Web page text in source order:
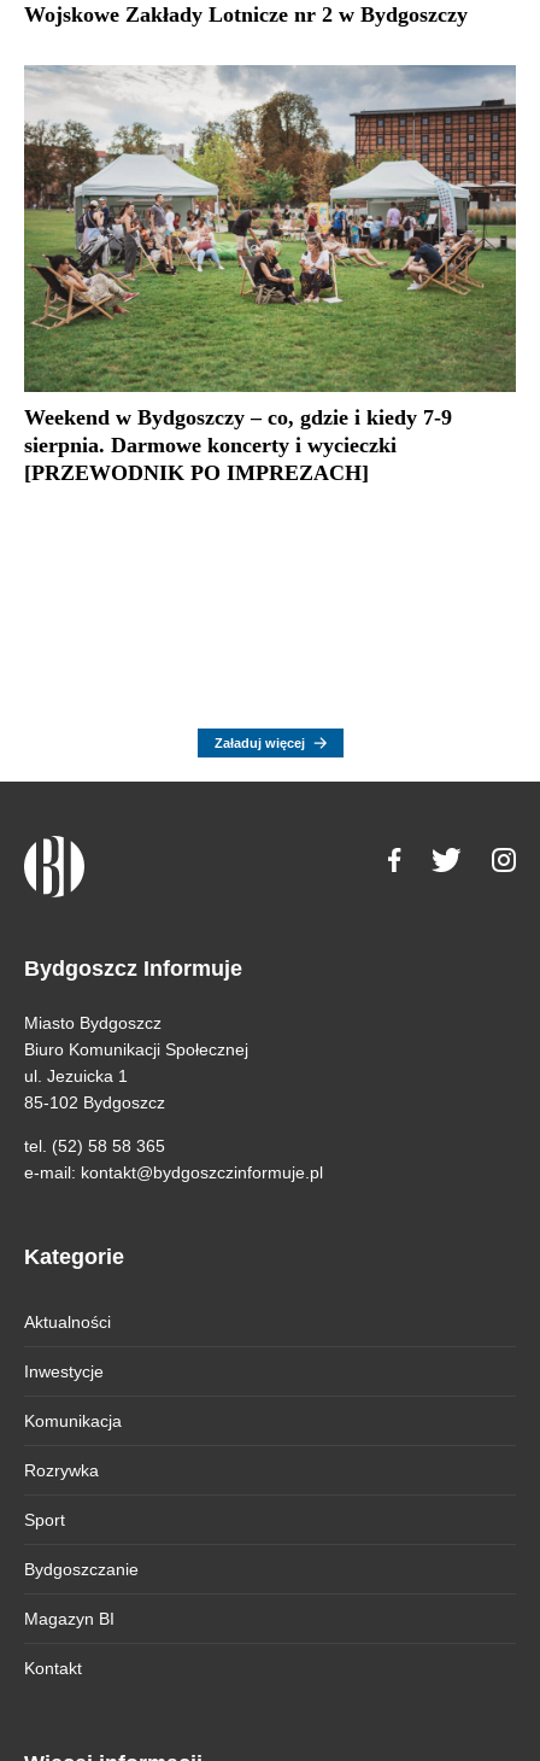
Wojskowe Zakłady Lotnicze nr 2 w Bydgoszczy
Weekend w Bydgoszczy – co, gdzie i kiedy 7-9
sierpnia. Darmowe koncerty i wycieczki
[PRZEWODNIK PO IMPREZACH]
Załaduj więcej
Bydgoszcz Informuje
Miasto Bydgoszcz
Biuro Komunikacji Społecznej
ul. Jezuicka 1
85-102 Bydgoszcz
tel. (52) 58 58 365
e-mail: kontakt@bydgoszczinformuje.pl
Kategorie
Aktualności
Inwestycje
Komunikacja
Rozrywka
Sport
Bydgoszczanie
Magazyn BI
Kontakt